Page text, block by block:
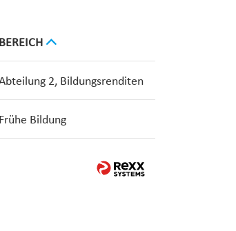
BEREICH
2, Bildungsrenditen
Frühe Bildung